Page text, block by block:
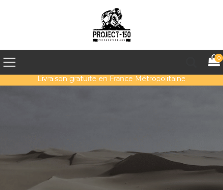
0
Livraison gratuite en France Métropolitaine